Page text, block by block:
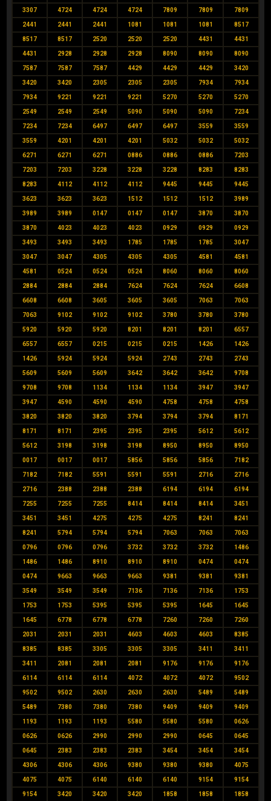
3307 4724 4724 4724 7809 7809 7809
2441 2441 2441 1081 1081 1081 8517
8517 8517 2520 2520 2520 4431 4431
4431 2928 2928 2928 8090 8090 8090
7587 7587 7587 4429 4429 4429 3420
3420 3420 2305 2305 2305 7934 7934
7934 9221 9221 9221 5270 5270 5270
2549 2549 2549 5090 5090 5090 7234
7234 7234 6497 6497 6497 3559 3559
3559 4201 4201 4201 5032 5032 5032
6271 6271 6271 0886 0886 0886 7203
7203 7203 3228 3228 3228 8283 8283
8283 4112 4112 4112 9445 9445 9445
3623 3623 3623 1512 1512 1512 3989
3989 3989 0147 0147 0147 3870 3870
3870 4023 4023 4023 0929 0929 0929
3493 3493 3493 1785 1785 1785 3047
3047 3047 4305 4305 4305 4581 4581
4581 0524 0524 0524 8060 8060 8060
2884 2884 2884 7624 7624 7624 6608
6608 6608 3605 3605 3605 7063 7063
7063 9102 9102 9102 3780 3780 3780
5920 5920 5920 8201 8201 8201 6557
6557 6557 0215 0215 0215 1426 1426
1426 5924 5924 5924 2743 2743 2743
5609 5609 5609 3642 3642 3642 9708
9708 9708 1134 1134 1134 3947 3947
3947 4590 4590 4590 4758 4758 4758
3820 3820 3820 3794 3794 3794 8171
8171 8171 2395 2395 2395 5612 5612
5612 3198 3198 3198 8950 8950 8950
0017 0017 0017 5856 5856 5856 7182
7182 7182 5591 5591 5591 2716 2716
2716 2388 2388 2388 6194 6194 6194
7255 7255 7255 8414 8414 8414 3451
3451 3451 4275 4275 4275 8241 8241
8241 5794 5794 5794 7063 7063 7063
0796 0796 0796 3732 3732 3732 1486
1486 1486 8910 8910 8910 0474 0474
0474 9663 9663 9663 9381 9381 9381
3549 3549 3549 7136 7136 7136 1753
1753 1753 5395 5395 5395 1645 1645
1645 6778 6778 6778 7260 7260 7260
2031 2031 2031 4603 4603 4603 8385
8385 8385 3305 3305 3305 3411 3411
3411 2081 2081 2081 9176 9176 9176
6114 6114 6114 4072 4072 4072 9502
9502 9502 2630 2630 2630 5489 5489
5489 7380 7380 7380 9409 9409 9409
1193 1193 1193 5580 5580 5580 0626
0626 0626 2990 2990 2990 0645 0645
0645 2383 2383 2383 3454 3454 3454
4306 4306 4306 9380 9380 9380 4075
4075 4075 6140 6140 6140 9154 9154
9154 3420 3420 3420 1858 1858 1858